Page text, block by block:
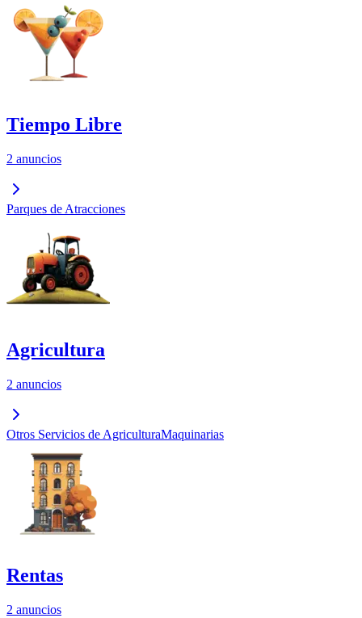
Tiempo Libre
2 anuncios
Parques de Atracciones
Agricultura
2 anuncios
Otros Servicios de AgriculturaMaquinarias
Rentas
2 anuncios